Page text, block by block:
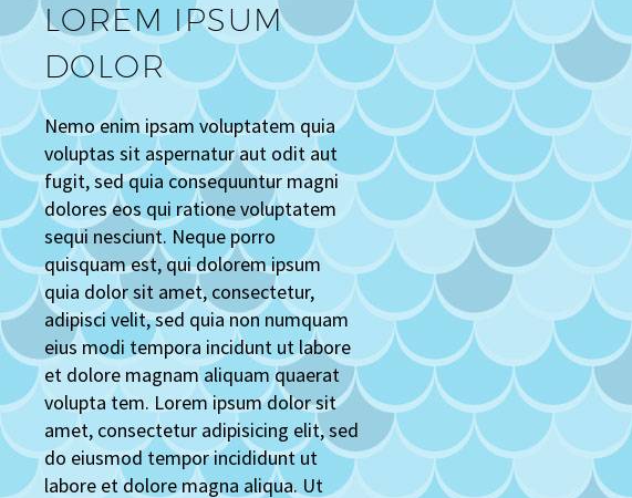
LOREM IPSUM
DOLOR
Nemo enim ipsam voluptatem quia
voluptas sit aspernatur aut odit aut
fugit, sed quia consequuntur magni
dolores eos qui ratione voluptatem
sequi nesciunt. Neque porro
quisquam est, qui dolorem ipsum
quia dolor sit amet, consectetur,
adipisci velit, sed quia non numquam
eius modi tempora incidunt ut labore
et dolore magnam aliquam quaerat
volupta tem. Lorem ipsum dolor sit
amet, consectetur adipisicing elit, sed
do eiusmod tempor incididunt ut
labore et dolore magna aliqua. Ut